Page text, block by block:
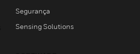
Segurança
Sensing Solutions